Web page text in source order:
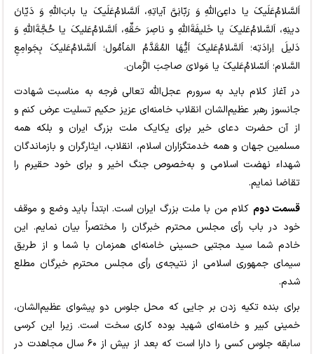
اَلسَّلامُ‌عَلَیکَ یا داعِیَ‌اللهِ وَ رَبّانِیَّ آیاتِهِ، اَلسَّلامُ‌عَلَیکَ یا بابَ‌اللهِ وَ دَیّانَ
دینِهِ، اَلسَّلامُ‌عَلیکَ یا خَلیفَةَ‌اللهِ و ناصِرَ حَقِّهِ، اَلسَّلامُ‌عَلیکَ یا حُجَّةَ‌اللهِ وَ
دَلیلَ اِرادَتِه؛ اَلسَّلامُ‌عَلیکَ اَیُّهَا المُقَدَّمُ المَأمُول؛ اَلسَّلامُ‌عَلیکَ بِجَوامِعِ
السَّلام؛ اَلسّلامُ‌عَلیکَ یا مَولایَ صاحِبَ الزَّمان.
در آغاز کلام باید به سرورم عجل‌الله تعالی فرجه به مناسبت شهادت
جانسوز رهبر عظیم‌الشان انقلاب خامنه‌ای عزیز حکیم تسلیت عرض کنم و
از آن حضرت دعای خیر برای یکایک ملت بزرگ ایران و بلکه همه
مسلمین جهان و همه خدمتگزاران اسلام، انقلاب، ایثارگران و بازماندگان
شهداء نهضت اسلامی و به‌خصوص جنگ اخیر و برای خود حقیرم را
تقاضا نمایم.
قسمت دوم کلام من با ملت بزرگ ایران است. ابتداً باید وضع و موقف
خود در باب رأی مجلس محترم خبرگان را مختصراً بیان نمایم. این
خادم شما سید مجتبی حسینی خامنه‌ای همزمان با شما و از طریق
سیمای جمهوری اسلامی از نتیجه‌ی رأی مجلس محترم خبرگان مطلع
شدم.
برای بنده تکیه زدن بر جایی که محل جلوس دو پیشوای عظیم‌الشان،
خمینی کبیر و خامنه‌ای شهید بوده کاری سخت است. زیرا این کرسی
سابقه جلوس کسی را دارا است که بعد از بیش از ۶۰ سال مجاهدت در